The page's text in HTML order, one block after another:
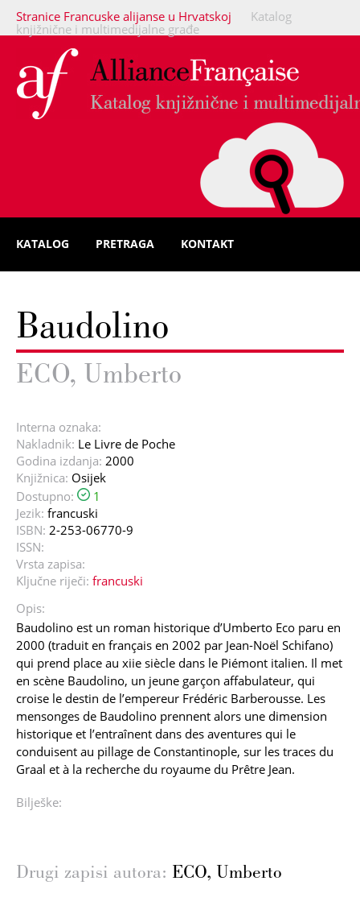
Stranice Francuske alijanse u Hrvatskoj
Katalog
knjižnične i multimedijalne građe
KATALOG PRETRAGA KONTAKT
Baudolino
ECO, Umberto
Interna oznaka:
Nakladnik: Le Livre de Poche
Godina izdanja: 2000
Knjižnica: Osijek
Dostupno:
1
Jezik: francuski
ISBN: 2-253-06770-9
ISSN:
Vrsta zapisa:
Ključne riječi: francuski
Opis:
Baudolino est un roman historique d’Umberto Eco paru en
2000 (traduit en français en 2002 par Jean-Noël Schifano)
qui prend place au xiie siècle dans le Piémont italien. Il met
en scène Baudolino, un jeune garçon affabulateur, qui
croise le destin de l’empereur Frédéric Barberousse. Les
mensonges de Baudolino prennent alors une dimension
historique et l’entraînent dans des aventures qui le
conduisent au pillage de Constantinople, sur les traces du
Graal et à la recherche du royaume du Prêtre Jean.
Bilješke:
Drugi zapisi autora: ECO, Umberto